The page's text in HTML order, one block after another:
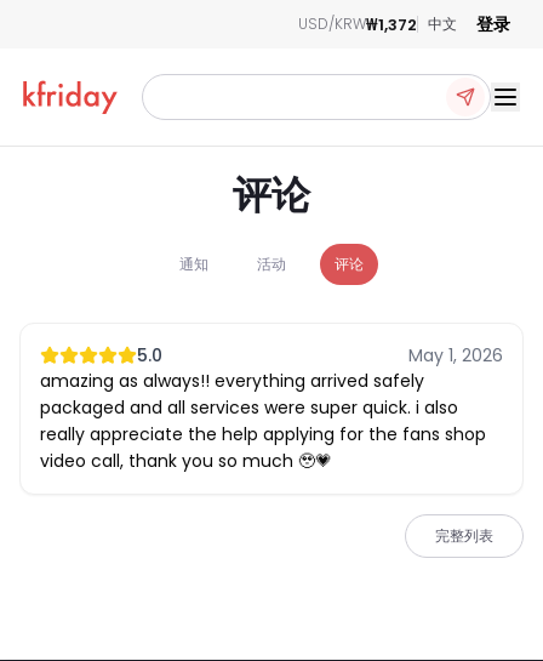
USD/KRW₩1,372 中文 登录
评论
通知 活动 评论
5.0
May 1, 2026
amazing as always!! everything arrived safely
packaged and all services were super quick. i also
really appreciate the help applying for the fans shop
video call, thank you so much 🥹💗
完整列表